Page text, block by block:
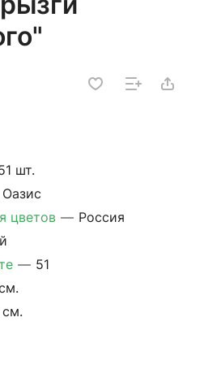
шт.
цветов — Россия
— 51